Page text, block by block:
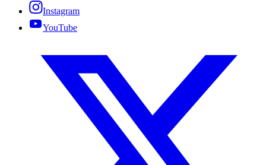
Instagram
YouTube